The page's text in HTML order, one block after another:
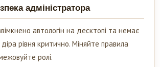
адміністратора
автологін на десктопі та немає
рівня критично. Міняйте правила
ролі.